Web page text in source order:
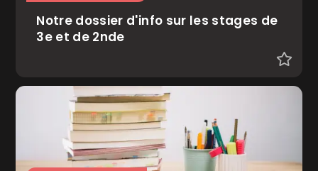
Notre dossier d'info sur les stages de
3e et de 2nde